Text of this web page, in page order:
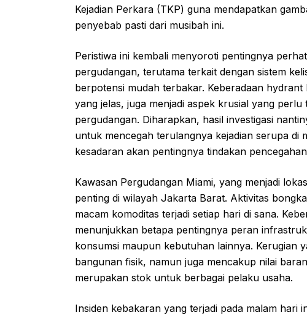
Kejadian Perkara (TKP) guna mendapatkan
penyebab pasti dari musibah ini.
Peristiwa ini kembali menyoroti pentingnya
pergudangan, terutama terkait dengan sistem
berpotensi mudah terbakar. Keberadaan
yang jelas, juga menjadi aspek krusial yang
pergudangan. Diharapkan, hasil investigasi
untuk mencegah terulangnya kejadian serupa di
kesadaran akan pentingnya tindakan
Kawasan Pergudangan Miami, yang menjadi
penting di wilayah Jakarta Barat. Aktivitas
macam komoditas terjadi setiap hari di sana.
menunjukkan betapa pentingnya peran
konsumsi maupun kebutuhan lainnya. Kerugian
bangunan fisik, namun juga mencakup nilai
merupakan stok untuk berbagai pelaku usaha.
Insiden kebakaran yang terjadi pada malam hari